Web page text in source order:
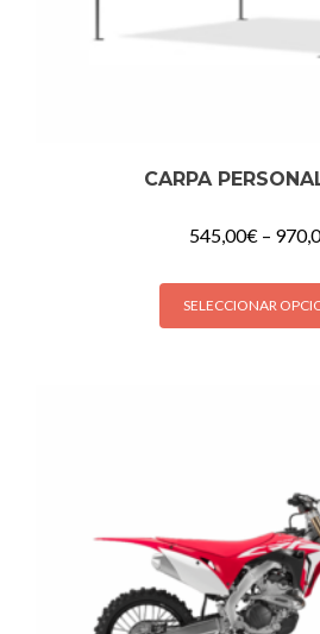
CARPA
545,00€ –
SELECCIONAR